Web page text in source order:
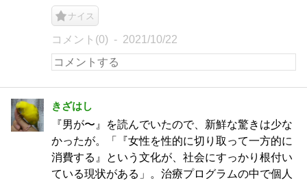
ナイス
コメント(0) 2021/10/22
きざはし
『男が〜』を読んでいたので、新鮮な驚きは少な
かったが。「『女性を性的に切り取って一方的に
消費する』という文化が、社会にすっかり根付い
ている現状がある」。治療プログラムの中で個人